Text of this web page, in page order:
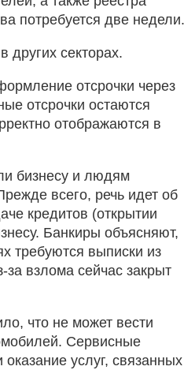
потребуется две недели.
других секторах.
отсрочки через
отсрочки остаются
отображаются в
бизнесу и людям
всего, речь идет об
кредитов (открытии
Банкиры объясняют,
требуются выписки из
за взлома сейчас закрыт
что не может вести
Сервисные
услуг, связанных